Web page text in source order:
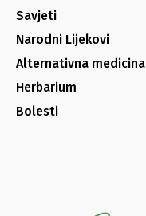
Savjeti
Narodni Lijekovi
Alternativna medicina
Herbarium
Bolesti